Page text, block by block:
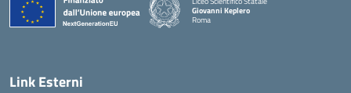
Giovanni Keplero
Roma
Link Esterni